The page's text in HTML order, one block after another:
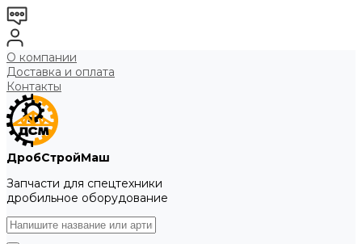
О компании
Доставка и оплата
Контакты
ДробСтройМаш
Запчасти для спецтехники
дробильное оборудование